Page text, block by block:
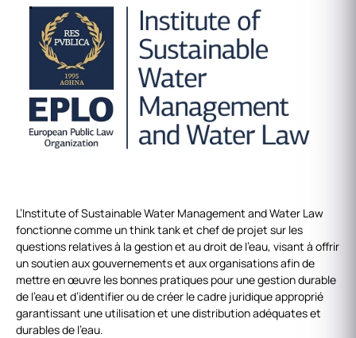
L’Institute of Sustainable Water Management and Water Law
fonctionne comme un think tank et chef de projet sur les
questions relatives à la gestion et au droit de l’eau, visant à offrir
un soutien aux gouvernements et aux organisations afin de
mettre en œuvre les bonnes pratiques pour une gestion durable
de l’eau et d’identifier ou de créer le cadre juridique approprié
garantissant une utilisation et une distribution adéquates et
durables de l’eau.